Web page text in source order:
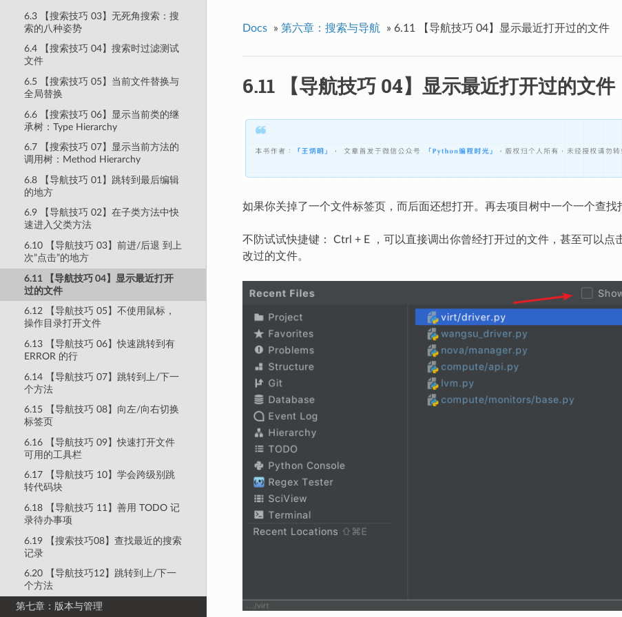
6.3 【搜索技巧 03】无死角搜索：搜
索的八种姿势
6.4 【搜索技巧 04】搜索时过滤测试
文件
6.5 【搜索技巧 05】当前文件替换与
全局替换
6.6 【搜索技巧 06】显示当前类的继
承树：Type Hierarchy
6.7 【搜索技巧 07】显示当前方法的
调用树：Method Hierarchy
6.8 【导航技巧 01】跳转到最后编辑
的地方
6.9 【导航技巧 02】在子类方法中快
速进入父类方法
6.10 【导航技巧 03】前进/后退 到上
次”点击”的地方
6.11 【导航技巧 04】显示最近打开
过的文件
6.12 【导航技巧 05】不使用鼠标，
操作目录打开文件
6.13 【导航技巧 06】快速跳转到有
ERROR 的行
6.14 【导航技巧 07】跳转到上/下一
个方法
6.15 【导航技巧 08】向左/向右切换
标签页
6.16 【导航技巧 09】快速打开文件
可用的工具栏
6.17 【导航技巧 10】学会跨级别跳
转代码块
6.18 【导航技巧 11】善用 TODO 记
录待办事项
6.19 【搜索技巧08】查找最近的搜索
记录
6.20 【导航技巧12】跳转到上/下一
个方法
第七章：版本与管理
Docs » 第六章：搜索与导航 » 6.11 【导航技巧 04】显示最近打开过的文件
6.11 【导航技巧 04】显示最近打开过的文件
如果你关掉了一个文件标签页，而后面还想打开。再去项目树中一个一个查找
不防试试快捷键： Ctrl + E ，可以直接调出你曾经打开过的文件，甚至可以点
改过的文件。